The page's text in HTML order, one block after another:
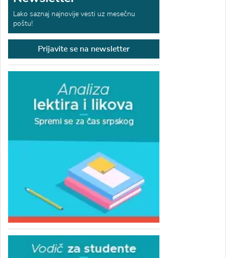
Lako saznaj najnovije vesti uz mesečnu
poštu!
Prijavite se na newsletter